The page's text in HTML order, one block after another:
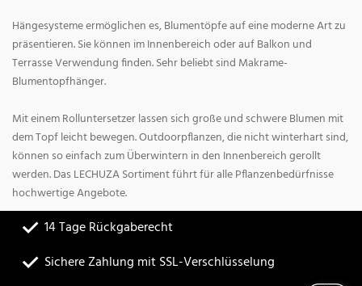
Hängesysteme ermöglichen es, Blumentöpfe auf eine moderne Art zu
präsentieren. Sie können im Innenbereich oder auf Balkon und
Terrasse Verwendung finden. Sehr beliebt sind Makrame-
Blumentopfhänger.
Mit einem Rolluntersetzer lassen sich große und schwere Blumen mit
dem Topf leicht bewegen. Outdoorpflanzen, die nicht winterhart sind,
können so einfach zum Überwintern in den Innenbereich gerollt
werden. Das LECHUZA Sortiment führt für alle Pflanzenbedürfnisse
hochwertige Angebote.
14 Tage Rückgaberecht
Sichere Zahlung mit SSL-Verschlüsselung